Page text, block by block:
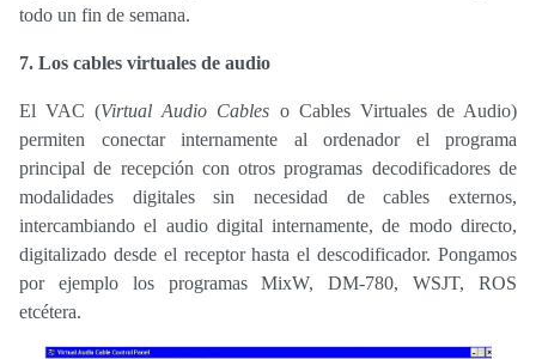
todo un fin de semana.
7. Los cables virtuales de audio
El VAC (Virtual Audio Cables o Cables Virtuales de Audio)
permiten conectar internamente al ordenador el programa
principal de recepción con otros programas decodificadores de
modalidades digitales sin necesidad de cables externos,
intercambiando el audio digital internamente, de modo directo,
digitalizado desde el receptor hasta el descodificador. Pongamos
por ejemplo los programas MixW, DM-780, WSJT, ROS
etcétera.